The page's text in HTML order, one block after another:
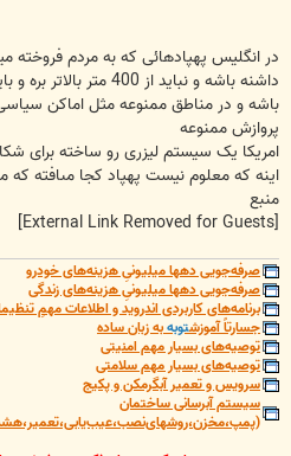
باشه و در مناطق ممنوعه مثل اماکن
پروازش ممنوعه
امریکا یک سیستم لیزری رو ساخته برای
اینه که معلوم نیست پهپاد کجا مىافته
منبع
[External Link Removed for Guests]
صرفه‌جویی دهها میلیونیِ هزینه‌های خودرو
صرفه‌جویی دهها میلیونیِ هزینه‌های زندگی
برنامه‌های کاربردی اندروید و اطلاعات مهمِ
جسارتاً آموزشتوبهبه زبان ساده
توصیه‌های بسیار مهم امنیتی
توصیه‌های بسیار مهم سلامتی
سرویس و تعمیر آبگرمکن و پکیج
سیستم آبرسانی ساختمان